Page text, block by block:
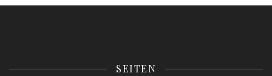
SEITEN